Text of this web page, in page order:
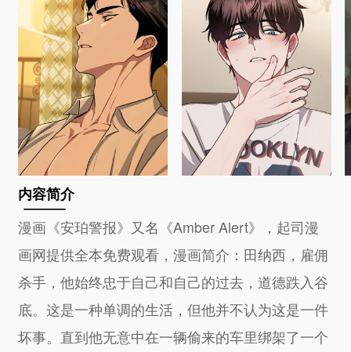
内容简介
漫画《安珀警报》又名《Amber Alert》，起司漫
画网提供全本免费观看，漫画简介：田纳西，雇佣
杀手，他始终忠于自己和自己的过去，道德跌入谷
底。这是一种单调的生活，但他并不认为这是一件
坏事。直到他无意中在一辆偷来的车里绑架了一个